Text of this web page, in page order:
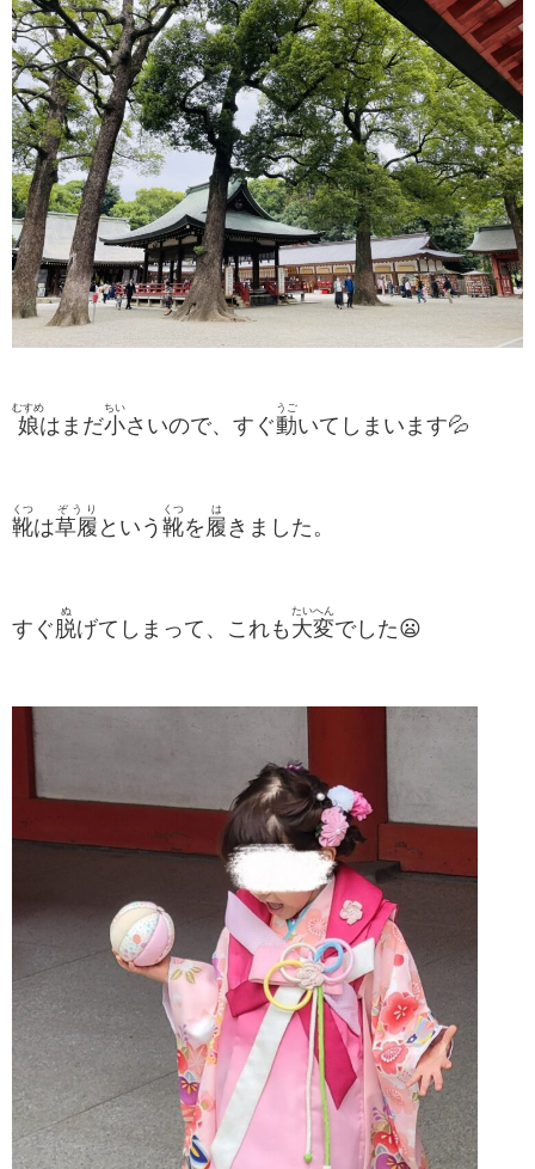
娘
むすめ
はまだ小
ちい
さいので、すぐ動
うご
いてしまいます💦
靴
くつ
は草履
ぞうり
という 靴
くつ
を 履
は
きました。
すぐ脱
ぬ
げてしまって、これも 大変
たいへん
でした😦